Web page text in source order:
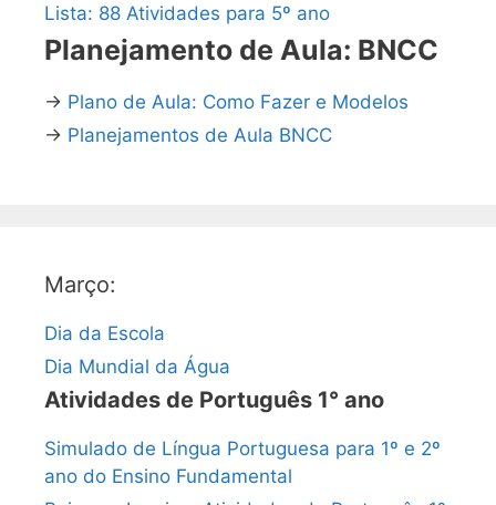
Lista: 88 Atividades para 5º ano
Planejamento de Aula: BNCC
→ Plano de Aula: Como Fazer e Modelos
→ Planejamentos de Aula BNCC
Março:
Dia da Escola
Dia Mundial da Água
Atividades de Português 1° ano
Simulado de Língua Portuguesa para 1º e 2º
ano do Ensino Fundamental